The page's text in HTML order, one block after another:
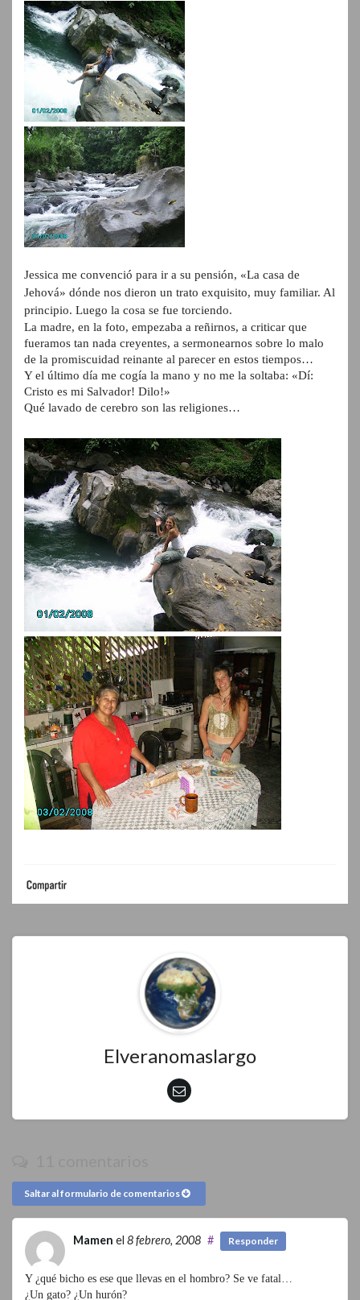
Jessica me convenció para ir a su pensión, «La casa de
Jehová» dónde nos dieron un trato exquisito, muy familiar. Al
principio. Luego la cosa se fue torciendo.
La madre, en la foto, empezaba a reñirnos, a criticar que
fueramos tan nada creyentes, a sermonearnos sobre lo malo
de la promiscuidad reinante al parecer en estos tiempos…
Y el último día me cogía la mano y no me la soltaba: «Dí:
Cristo es mi Salvador! Dilo!»
Qué lavado de cerebro son las religiones…
Elveranomaslargo
Saltar al formulario de comentarios
Mamen el 8 febrero, 2008 # Responder
Y ¿qué bicho es ese que llevas en el hombro? Se ve fatal…
¿Un gato? ¿Un hurón?